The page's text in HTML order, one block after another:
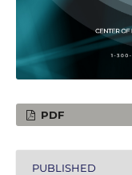
PDF
PUBLISHED